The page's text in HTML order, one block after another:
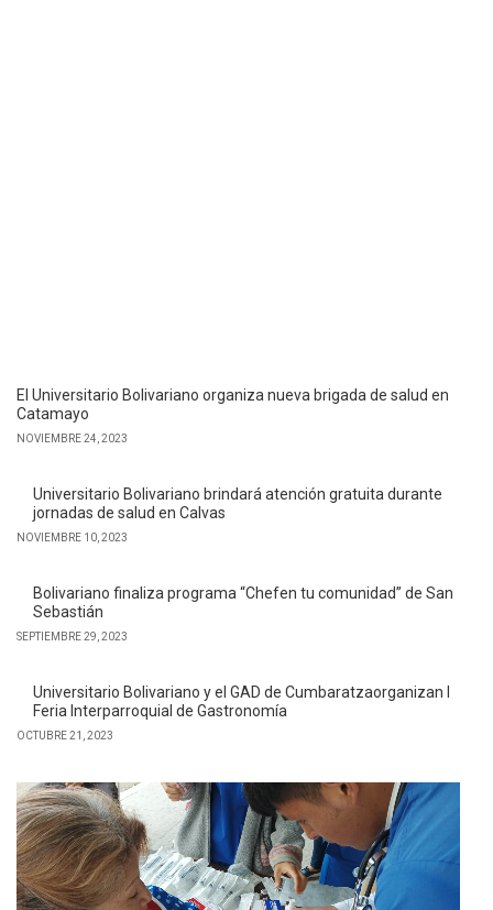
El Universitario Bolivariano organiza nueva brigada de salud en
Catamayo
NOVIEMBRE 24, 2023